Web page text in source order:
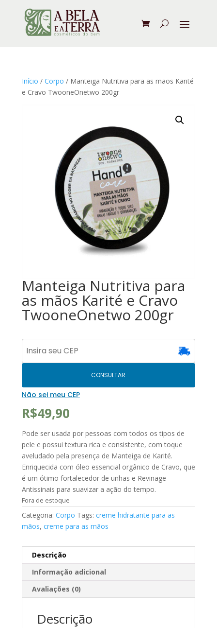
Início / Corpo / Manteiga Nutritiva para as mãos Karité
e Cravo TwooneOnetwo 200gr
Manteiga Nutritiva para
as mãos Karité e Cravo
TwooneOnetwo 200gr
CONSULTAR
Não sei meu CEP
R$49,90
Pode ser usada por pessoas com todos os tipos de
pele e possui textura rica e consistente, com toque
aveludado pela presença de Manteiga de Karité.
Enriquecida com óleo essencial orgânico de Cravo, que
é um ótimo fortalecedor de unhas e Revinage
Antissinais para suavizar a ação do tempo.
Fora de estoque
Categoria: Corpo Tags: creme hidratante para as
mãos, creme para as mãos
Descrição
Informação adicional
Avaliações (0)
Descrição